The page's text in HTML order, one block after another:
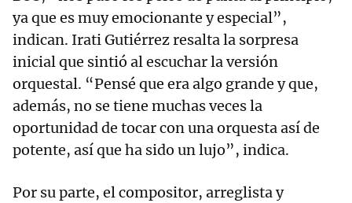
ya que es muy emocionante y especial”,
indican. Irati Gutiérrez resalta la sorpresa
inicial que sintió al escuchar la versión
orquestal. “Pensé que era algo grande y que,
además, no se tiene muchas veces la
oportunidad de tocar con una orquesta así de
potente, así que ha sido un lujo”, indica.
Por su parte, el compositor, arreglista y